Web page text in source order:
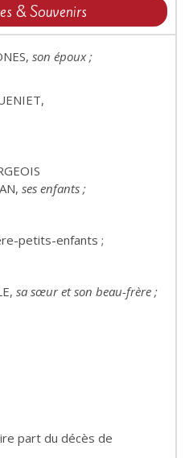
& Souvenirs
son époux ;
ses enfants ;
petits-enfants ;
sa sœur et son beau-frère ;
part du décès de